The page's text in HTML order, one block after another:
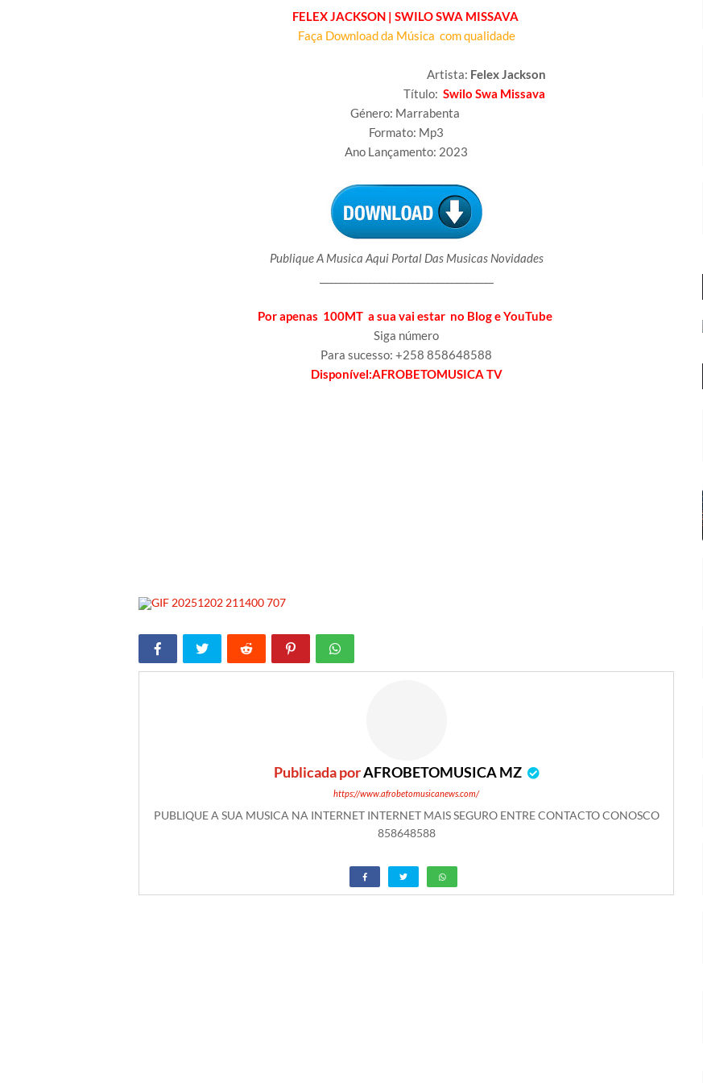
FELEX JACKSON | SWILO SWA MISSAVA
Faça Download da Música com qualidade
Artista: Felex Jackson
Título: Swilo Swa Missava
Género: Marrabenta
Formato: Mp3
Ano Lançamento: 2023
Publique A Musica Aqui Portal Das Musicas Novidades
Por apenas 100MT a sua vai estar no Blog e YouTube
Siga número
Para sucesso: +258 858648588
Disponível:AFROBETOMUSICA TV
Publicada porAFROBETOMUSICA MZ
https://www.afrobetomusicanews.com/
PUBLIQUE A SUA MUSICA NA INTERNET INTERNET MAIS SEGURO ENTRE CONTACTO CONOSCO
858648588